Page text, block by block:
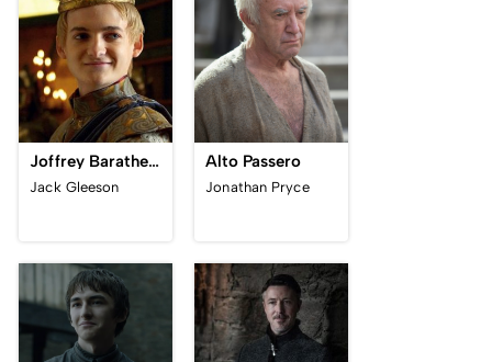
Joffrey Baratheon
Jack Gleeson
Alto Passero
Jonathan Pryce